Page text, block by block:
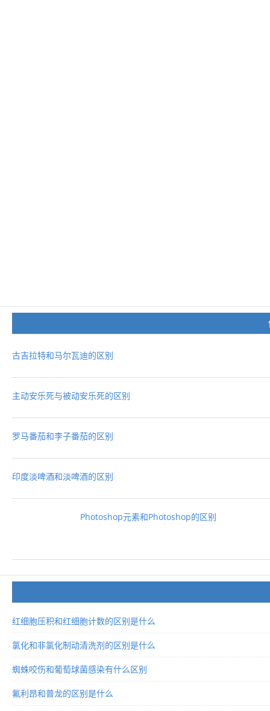
古吉拉特和马尔瓦迪的区别
主动安乐死与被动安乐死的区别
罗马番茄和李子番茄的区别
印度淡啤酒和淡啤酒的区别
Photoshop元素和Photoshop的区别
红细胞压积和红细胞计数的区别是什么
氯化和非氯化制动清洗剂的区别是什么
蜘蛛咬伤和葡萄球菌感染有什么区别
氟利昂和普龙的区别是什么